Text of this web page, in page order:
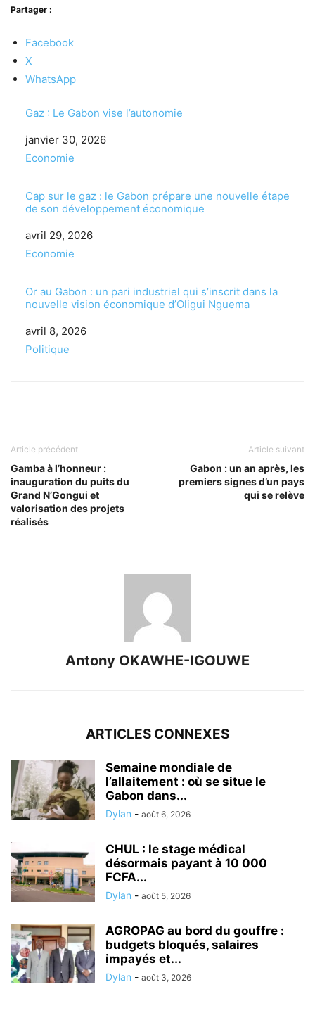
Partager :
Facebook
X
WhatsApp
Gaz : Le Gabon vise l’autonomie
Date
janvier 30, 2026
Par rapport à
Economie
Cap sur le gaz : le Gabon prépare une nouvelle étape
de son développement économique
Date
avril 29, 2026
Par rapport à
Economie
Or au Gabon : un pari industriel qui s’inscrit dans la
nouvelle vision économique d’Oligui Nguema
Date
avril 8, 2026
Par rapport à
Politique
Article précédent
Gamba à l’honneur :
inauguration du puits du
Grand N’Gongui et
valorisation des projets
réalisés
Article suivant
Gabon : un an après, les
premiers signes d’un pays
qui se relève
Antony OKAWHE-IGOUWE
ARTICLES CONNEXES
Semaine mondiale de
l’allaitement : où se situe le
Gabon dans...
Dylan - août 6, 2026
CHUL : le stage médical
désormais payant à 10 000
FCFA...
Dylan - août 5, 2026
AGROPAG au bord du gouffre :
budgets bloqués, salaires
impayés et...
Dylan - août 3, 2026